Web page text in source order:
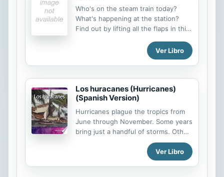
Who's on the steam train today?
What's happening at the station?
Find out by lifting all the flaps in this
of things to spot and a few hidden
surprises along the way.
Ver Libro
Los huracanes (Hurricanes)
(Spanish Version)
Hurricanes plague the tropics from
June through November. Some years
bring just a handful of storms. Other
years, meteorologists run out of
names because there are so many.
In this Spanish title, readers learn
Ver Libro